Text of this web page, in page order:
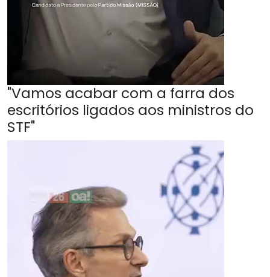
"Vamos acabar com a farra dos
escritórios ligados aos ministros do
STF"